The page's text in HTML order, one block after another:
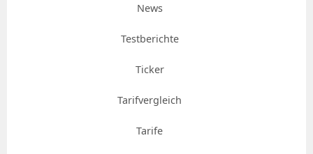
News
Testberichte
Ticker
Tarifvergleich
Tarife